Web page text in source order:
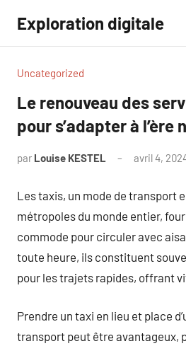
contenu
Exploration digitale
Uncategorized
Le renouveau des
pour s’adapter à l’ère
par Louise KESTEL avril 4,
Les taxis, un mode de transport
métropoles du monde entier,
commode pour circuler avec
toute heure, ils constituent
pour les trajets rapides, offrant
Prendre un taxi en lieu et place
transport peut être avantageux,